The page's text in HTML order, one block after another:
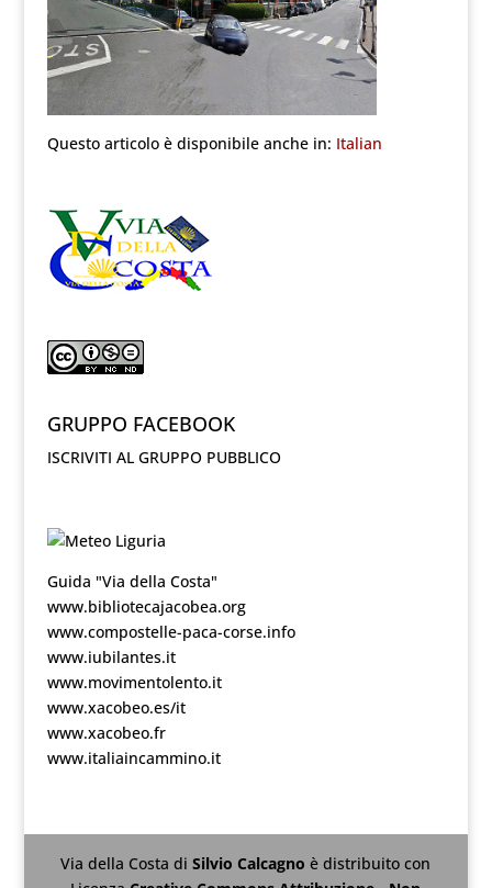
Questo articolo è disponibile anche in: Italian
GRUPPO FACEBOOK
ISCRIVITI AL GRUPPO PUBBLICO
Guida "Via della Costa"
www.bibliotecajacobea.org
www.compostelle-paca-corse.info
www.iubilantes.it
www.movimentolento.it
www.xacobeo.es/it
www.xacobeo.fr
www.italiaincammino.it
Via della Costa diSilvio Calcagnoè distribuito con